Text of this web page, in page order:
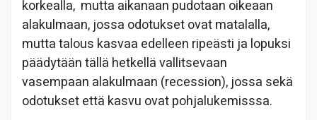
korkealla, mutta aikanaan pudotaan oikeaan
alakulmaan, jossa odotukset ovat matalalla,
mutta talous kasvaa edelleen ripeästi ja lopuksi
päädytään tällä hetkellä vallitsevaan
vasempaan alakulmaan (recession), jossa sekä
odotukset että kasvu ovat pohjalukemisssa.